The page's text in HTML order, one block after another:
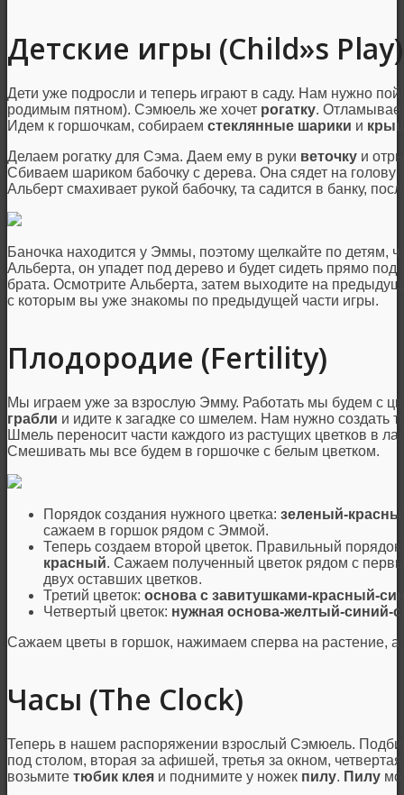
Детские игры (Child»s Play)
Дети уже подросли и теперь играют в саду. Нам нужно
родимым пятном). Сэмюель же хочет рогатку.
Идем к горшочкам, собираем стеклянные шарики и
Делаем рогатку для Сэма. Даем ему в руки веточку и
Сбиваем шариком бабочку с дерева. Она сядет на
Альберт смахивает рукой бабочку, та садится в банку,
Баночка находится у Эммы, поэтому щелкайте по детям,
Альберта, он упадет под дерево и будет сидеть прямо
брата. Осмотрите Альберта, затем выходите на
с которым вы уже знакомы по предыдущей части игры.
Плодородие (Fertility)
Мы играем уже за взрослую Эмму. Работать мы будем с
грабли и идите к загадке со шмелем. Нам нужно создать
Шмель переносит части каждого из растущих цветков в
Смешивать мы все будем в горшочке с белым цветком.
Порядок создания нужного цветка: зеленый-
сажаем в горшок рядом с Эммой.
Теперь создаем второй цветок. Правильный
красный. Сажаем полученный цветок рядом с
двух оставших цветков.
Третий цветок: основа с завитушками-красный-
Четвертый цветок: нужная основа-желтый-синий-
Сажаем цветы в горшок, нажимаем сперва на растение, а
Часы (The Clock)
Теперь в нашем распоряжении взрослый Сэмюель.
под столом, вторая за афишей, третья за окном,
возьмите тюбик клея и поднимите у ножек пилу. Пилу